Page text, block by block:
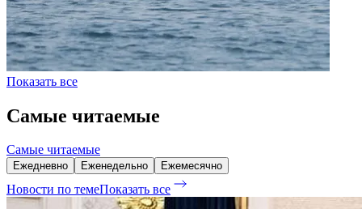
Показать все
Самые читаемые
Самые читаемые
Ежедневно Еженедельно Ежемесячно
Новости по темеПоказать все